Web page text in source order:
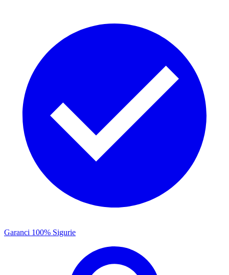
Garanci 100% Sigurie